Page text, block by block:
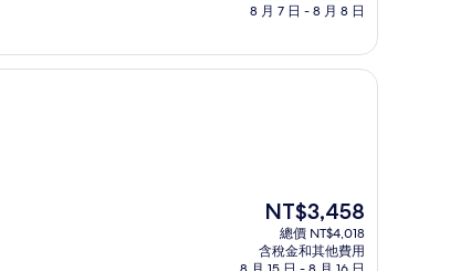
格
8 月 7 日 - 8 月 8 日
現
價
格
NT$3,458
總價 NT$4,018
含稅金和其他費用